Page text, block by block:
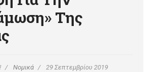
Της
Νομικά 29 Σεπτεμβρίου 2019